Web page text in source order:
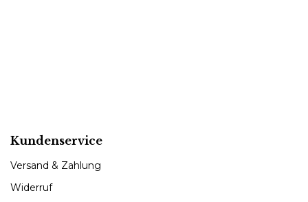
Kundenservice
Versand & Zahlung
Widerruf